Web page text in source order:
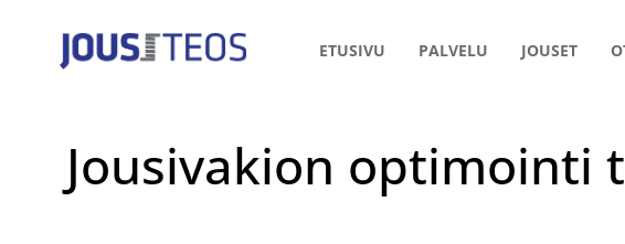
ETUSIVU PALVELU JOUSET
Jousivakion optimointi